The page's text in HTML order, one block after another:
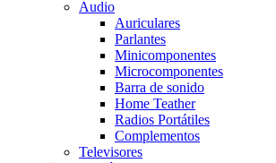
Audio
Auriculares
Parlantes
Minicomponentes
Microcomponentes
Barra de sonido
Home Teather
Radios Portátiles
Complementos
Televisores